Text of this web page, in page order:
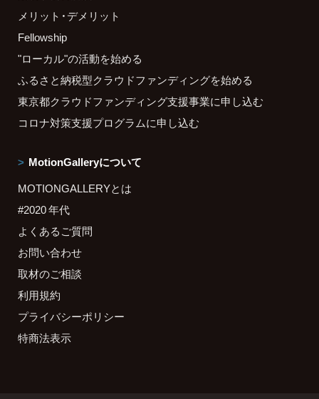
メリット・デメリット
Fellowship
"ローカル"の活動を始める
ふるさと納税型クラウドファンディングを始める
東京都クラウドファンディング支援事業に申し込む
コロナ対策支援プログラムに申し込む
MotionGalleryについて
MOTIONGALLERYとは
#2020 年代
よくあるご質問
お問い合わせ
取材のご相談
利用規約
プライバシーポリシー
特商法表示